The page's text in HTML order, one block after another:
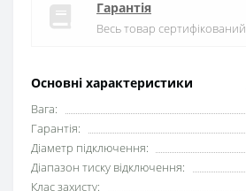
Основні характеристики
Вага:
Гарантія:
Діаметр підключення:
Діапазон тиску відключення:
Клас захисту:
Гарантія
Весь товар сертифікований